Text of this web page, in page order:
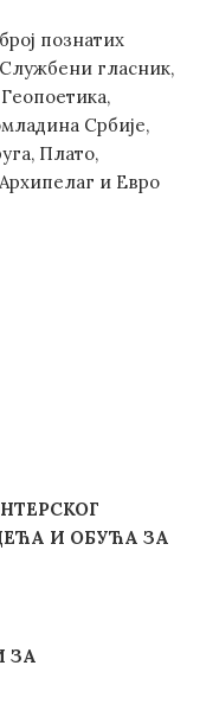
познатих
гласник,
Србије,
Плато,
и Евро
И ОБУЋА ЗА
ЗА